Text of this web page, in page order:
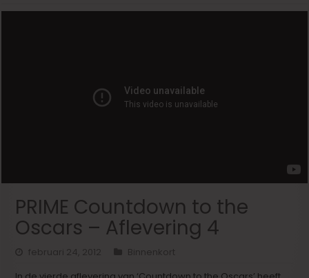
PRIME Countdown to the
Oscars – Aflevering 4
februari 24, 2012
Binnenkort